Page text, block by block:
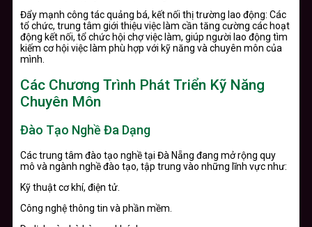
Đẩy mạnh công tác quảng bá, kết nối thị trường lao động: Các
tổ chức, trung tâm giới thiệu việc làm cần tăng cường các hoạt
động kết nối, tổ chức hội chợ việc làm, giúp người lao động tìm
kiếm cơ hội việc làm phù hợp với kỹ năng và chuyên môn của
mình.
Các Chương Trình Phát Triển Kỹ Năng
Chuyên Môn
Đào Tạo Nghề Đa Dạng
Các trung tâm đào tạo nghề tại Đà Nẵng đang mở rộng quy
mô và ngành nghề đào tạo, tập trung vào những lĩnh vực như:
Kỹ thuật cơ khí, điện tử.
Công nghệ thông tin và phần mềm.